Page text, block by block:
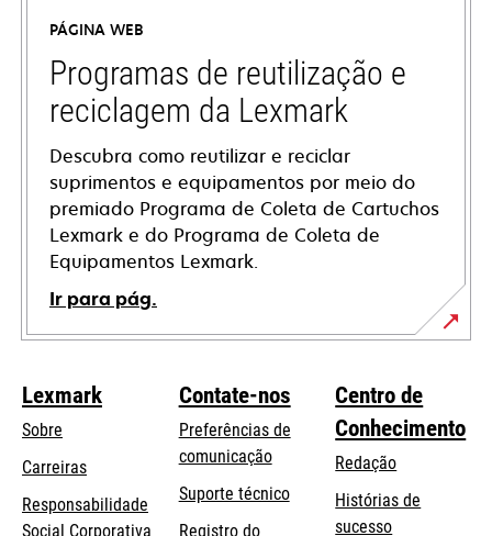
new
tab
PÁGINA WEB
Programas de reutilização e
reciclagem da Lexmark
Descubra como reutilizar e reciclar
suprimentos e equipamentos por meio do
premiado Programa de Coleta de Cartuchos
Lexmark e do Programa de Coleta de
Equipamentos Lexmark.
Ir para pág.
Lexmark
Sobre
Carreiras
Responsabilidade
Social Corporativa opens
Contate-nos
Preferências de
comunicação
Suporte técnicoopens
Registro do
Centro de
Conhecimento
Redação
Histórias de
sucesso